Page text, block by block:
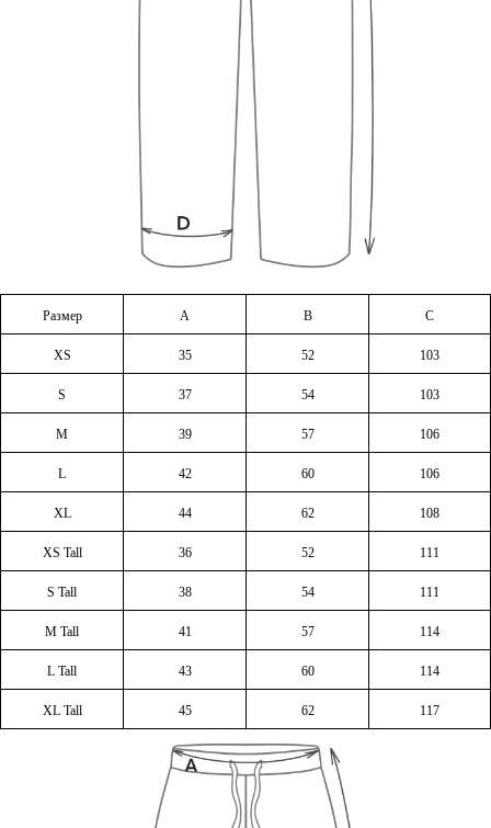
Размер A B C
XS 35 52 103
S 37 54 103
M 39 57 106
L 42 60 106
XL 44 62 108
XS Tall 36 52 111
S Tall 38 54 111
M Tall 41 57 114
L Tall 43 60 114
XL Tall 45 62 117